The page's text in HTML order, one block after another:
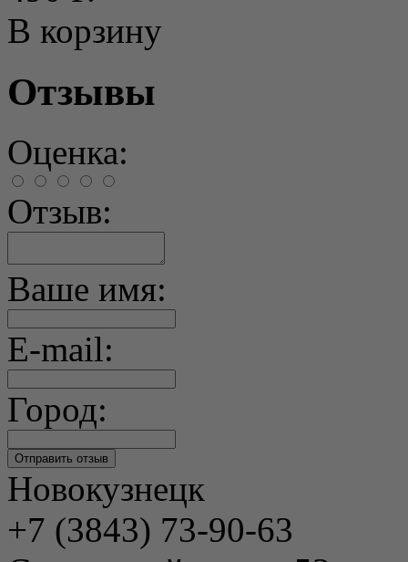
В корзину
Отзывы
Оценка:
Отзыв:
Ваше имя:
E-mail:
Город:
Новокузнецк
+7 (3843) 73-90-63